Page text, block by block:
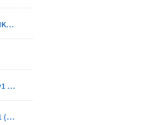
HaeElaintenpitajanElaimet.v1 (UNKNOWN)
HaeElaintenpitajanVapaatMerkit.v1 (UNKNOWN)
TalletaKayttoonottoTapahtuma.v1 (UNKNOWN)